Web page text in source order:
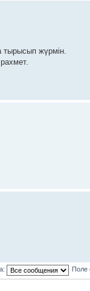
тырысып жүрмін.
Поле